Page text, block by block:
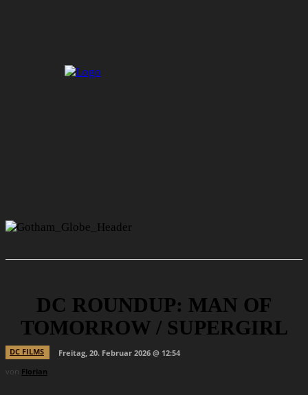
DC ROUNDUP: MAN OF
TOMORROW / SUPERGIRL
DC FILMS
Freitag, 20. Februar 2026 @ 12:54
von Florian